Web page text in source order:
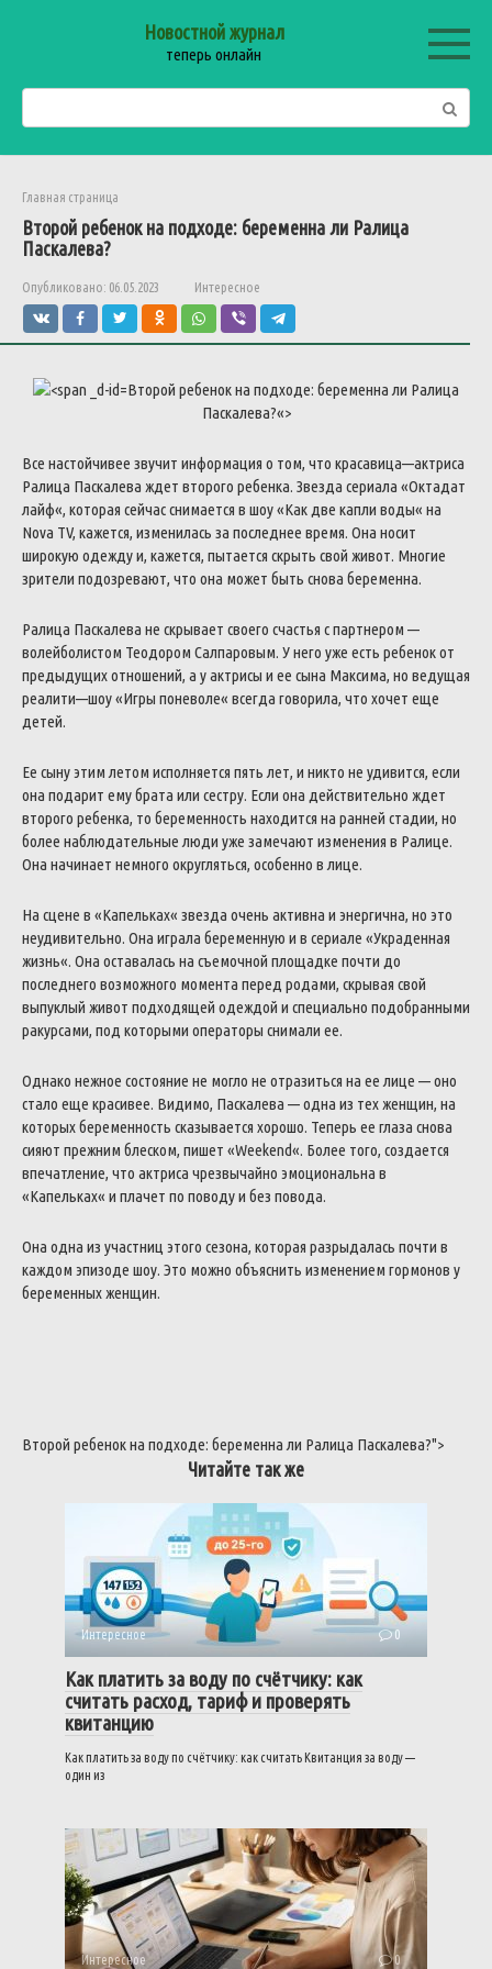
Новостной журнал
теперь онлайн
Главная страница
Второй ребенок на подходе: беременна ли Ралица
Паскалева?
Опубликовано: 06.05.2023 Интересное
Второй ребенокна подходе: беременна ли Ралица
Паскалева?«>
Все настойчивее звучит информация о том, что красавица—актриса
Ралица Паскалева ждет второго ребенка. Звезда сериала «Октадат
лайф«, которая сейчасснимается в шоу«Как две капли воды« на
Nova TV, кажется, изменилась за последнее время. Она носит
широкую одеждуи, кажется, пытается скрыть свой живот. Многие
зрители подозревают, что она может быть снова беременна.
Ралица Паскалева не скрывает своего счастья спартнером —
волейболистом Теодором Салпаровым. Унего уже есть ребенокот
предыдущихотношений, а уактрисы и ее сына Максима, но ведущая
реалити—шоу«Игры поневоле« всегда говорила, что хочет еще
детей.
Ее сынуэтим летом исполняется пять лет, и никто не удивится, если
она подарит емубрата или сестру. Если она действительно ждет
второго ребенка, то беременность находится на ранней стадии, но
более наблюдательные люди уже замечают изменения в Ралице.
Она начинает немного округляться, особенно в лице.
На сцене в «Капельках« звезда очень активна и энергична, но это
неудивительно. Она играла беременную и в сериале «Украденная
жизнь«. Она оставалась на съемочной площадке почти до
последнего возможного момента перед родами, скрывая свой
выпуклый живот подходящей одеждой и специально подобранными
ракурсами, под которыми операторы снимали ее.
Однако нежное состояние не могло не отразиться на ее лице —оно
стало еще красивее. Видимо, Паскалева —одна из тех женщин, на
которыхбеременность сказывается хорошо. Теперь ее глаза снова
сияют прежним блеском, пишет «Weekend«. Более того, создается
впечатление, что актриса чрезвычайно эмоциональна в
«Капельках« и плачет по поводуи без повода.
Она одна из участниц этого сезона, которая разрыдалась почти в
каждом эпизоде шоу. Это можно объяснить изменением гормонов у
беременных женщин.
Второй ребенокна подходе: беременна ли Ралица Паскалева?">
Читайте так же
Интересное 0
Как платить за воду по счётчику: как
считать расход, тариф и проверять
квитанцию
Как платить за воду по счётчику: как считать Квитанция за воду —
один из
Интересное 0